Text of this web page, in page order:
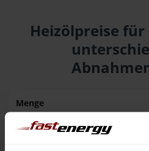
Heizölpreise
Menge